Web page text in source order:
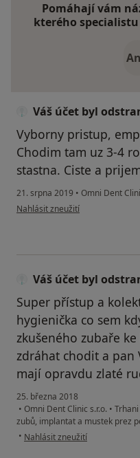
Pomáhají vám
kterého
Váš účet byl
Vyborny pristup,
Chodim tam uz 3-4
stastna. Ciste a
21. srpna 2019 • Omni Dent
podle názoru uživatele Váš účet
Nahlásit zneužití
Váš účet byl
Super přístup a
hygienička co sem
zkušeného zubaře
zdráhat chodit a pan
mají opravdu zlaté
25. března 2018
• Omni Dent Clinic s.r.o. •
zubů, implantat a mustek prez
• podle názoru uživatele Váš
Nahlásit zneužití